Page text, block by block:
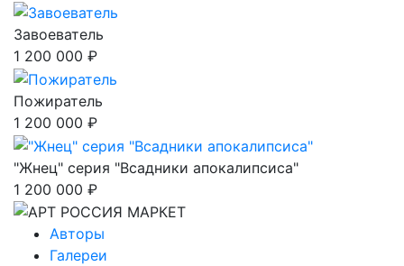
Завоеватель
1 200 000 ₽
Пожиратель
1 200 000 ₽
"Жнец" серия "Всадники апокалипсиса"
1 200 000 ₽
Авторы
Галереи